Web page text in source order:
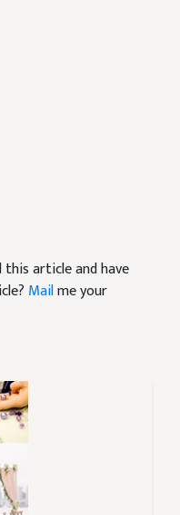
this article and have
Mailme your